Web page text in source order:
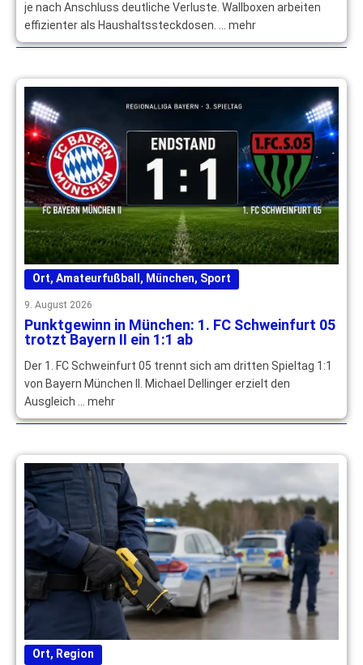
je nach Anschluss deutliche Verluste. Wallboxen arbeiten
effizienter als Haushaltssteckdosen. … mehr
Ort, Amateurfußball , München, Sport
9. August 2026
Punktgewinn in München: 1. FC Schweinfurt 05
trotzt Bayern II ein 1:1 ab
Der 1. FC Schweinfurt 05 trennt sich am dritten Spieltag 1:1
von Bayern München II. Michael Dellinger erzielt den
Ausgleich … mehr
Ort, Region